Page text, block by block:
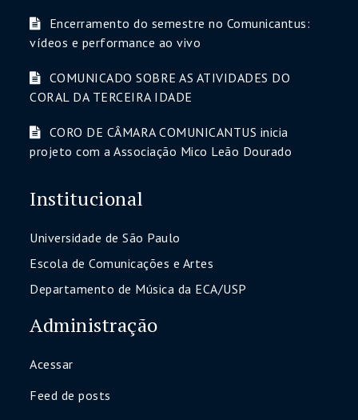
Encerramento do semestre no Comunicantus:
vídeos e performance ao vivo
COMUNICADO SOBRE AS ATIVIDADES DO
CORAL DA TERCEIRA IDADE
CORO DE CÂMARA COMUNICANTUS inicia
projeto com a Associação Mico Leão Dourado
Institucional
Universidade de São Paulo
Escola de Comunicações e Artes
Departamento de Música da ECA/USP
Administração
Acessar
Feed de posts